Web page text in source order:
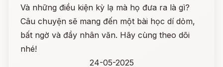
Và những điều kiện kỳ lạ mà họ đưa ra là gì?
Câu chuyện sẽ mang đến một bài học dí dỏm,
bất ngờ và đầy nhân văn. Hãy cùng theo dõi
nhé!
24-05-2025